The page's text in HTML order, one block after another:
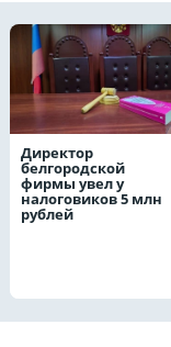
Директор
белгородской
фирмы увел у
налоговиков 5 млн
рублей